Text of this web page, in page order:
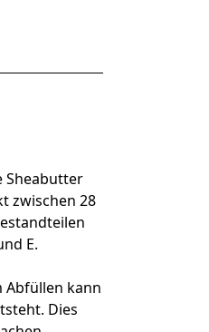
Sheabutter
zwischen 28
E.
Abfüllen kann
Dies